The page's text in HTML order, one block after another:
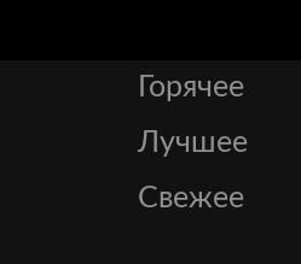
Горячее
Лучшее
Свежее